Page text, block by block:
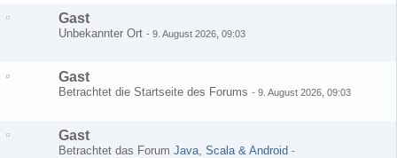
Gast
Unbekannter Ort - 9. August 2026, 09:03
Gast
Betrachtet die Startseite des Forums - 9. August 2026, 09:03
Gast
Betrachtet das Forum Java, Scala & Android -